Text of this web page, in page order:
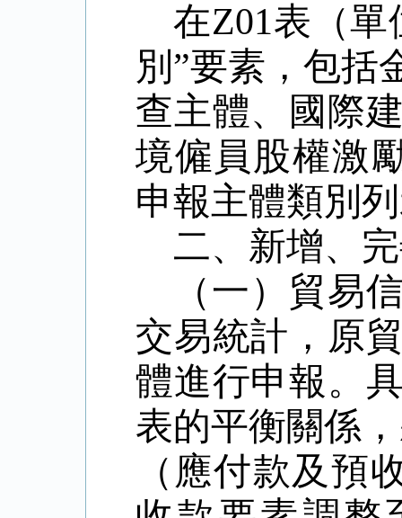
在Z01表（單
別 ”要素，包括
查主體、國際
境僱員股權激
申報主體類別
二、新增、
（一）貿易
交易統計，原
體進行申報。
表的平衡關係
（應付款及預